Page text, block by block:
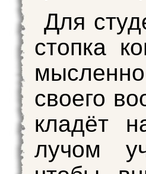
Для
стопка
своего
кладёт
лучом